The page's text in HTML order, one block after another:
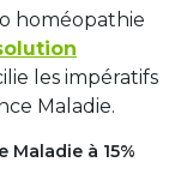
homéopathie
les impératifs
Maladie.
Maladie à 15%